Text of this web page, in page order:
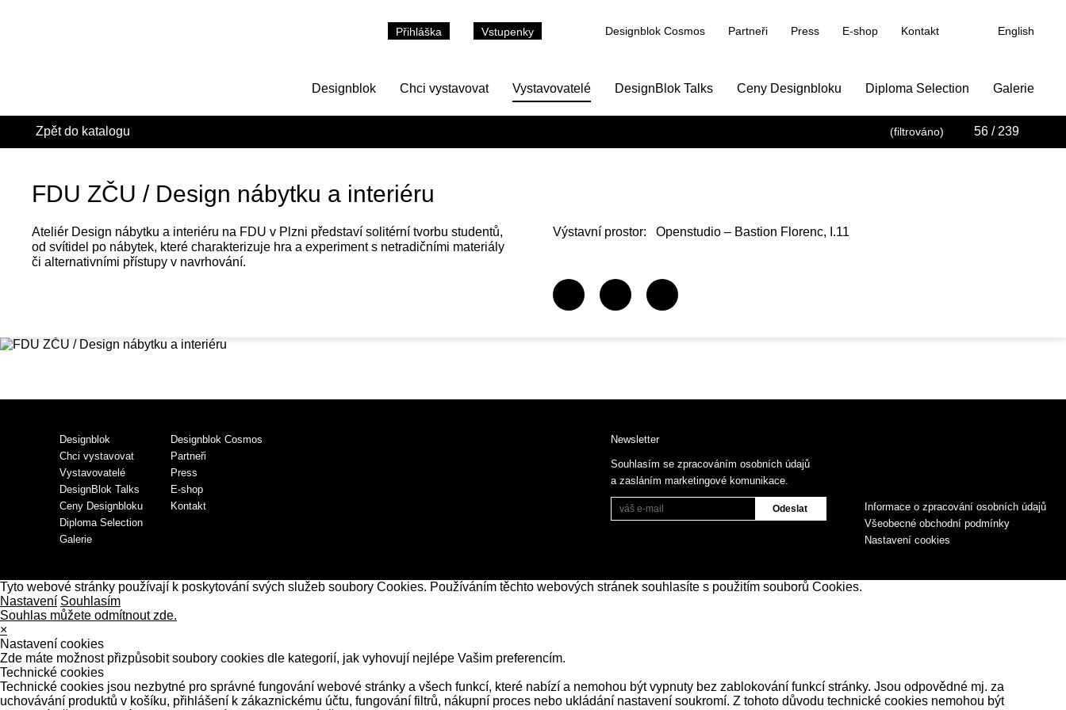
Přihláška Vstupenky Designblok Cosmos Partneři Press E-shop Kontakt English
Designblok Chci vystavovat Vystavovatelé DesignBlok Talks Ceny Designbloku Diploma Selection Galerie
Zpět do katalogu (filtrováno) 56 / 239
FDU ZČU / Design nábytku a interiéru
Ateliér Design nábytku a interiéru na FDU v Plzni představí solitérní tvorbu studentů,
od svítidel po nábytek, které charakterizuje hra a experiment s netradičními materiály
či alternativními přístupy v navrhování.
Výstavní prostor: Openstudio – Bastion Florenc, I.11
Designblok
Chci vystavovat
Vystavovatelé
DesignBlok Talks
Ceny Designbloku
Diploma Selection
Galerie
Designblok Cosmos
Partneři
Press
E-shop
Kontakt
Informace o zpracování osobních údajů
Všeobecné obchodní podmínky
Nastavení cookies
Newsletter
Souhlasím se zpracováním osobních údajů
a zasláním marketingové komunikace.
Tyto webové stránky používají k poskytování svých služeb soubory Cookies. Používáním těchto webových stránek souhlasíte s použitím souborů Cookies.
Nastavení Souhlasím
Souhlas můžete odmítnout zde.
×
Nastavení cookies
Zde máte možnost přizpůsobit soubory cookies dle kategorií, jak vyhovují nejlépe Vašim preferencím.
Technické cookies
Technické cookies jsou nezbytné pro správné fungování webové stránky a všech funkcí, které nabízí a nemohou být vypnuty bez zablokování funkcí stránky. Jsou odpovědné mj. za
uchovávání produktů v košíku, přihlášení k zákaznickému účtu, fungování filtrů, nákupní proces nebo ukládání nastavení soukromí. Z tohoto důvodu technické cookies nemohou být